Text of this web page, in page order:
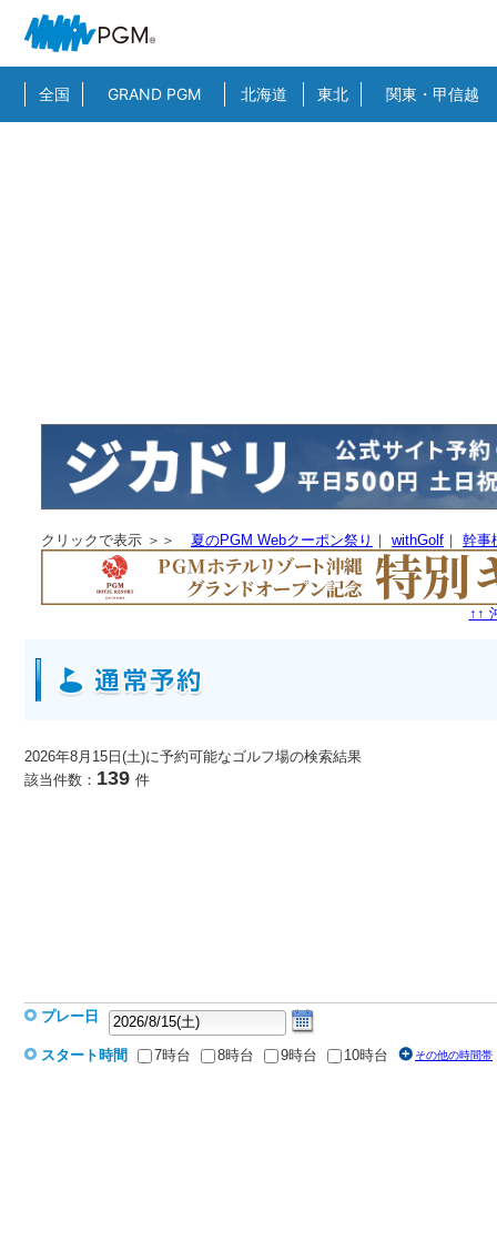
全国 GRAND PGM 北海道 東北 関東・甲信越
クリックで表示 ＞＞ 夏のPGM Webクーポン祭り ｜ withGolf ｜ 幹事
↑↑
2026年8月15日(土)に予約可能なゴルフ場の検索結果
該当件数： 139 件
プレー日
スタート時間 7時台 8時台 9時台 10時台 その他の時間帯